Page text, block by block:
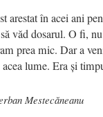
arestat în acei ani
văd dosarul. O fi,
prea mic. Dar a
lume. Era și
Mestecăneanu